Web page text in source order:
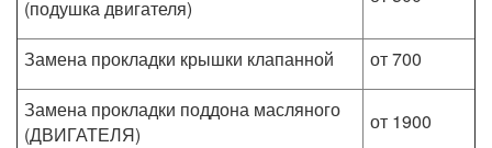
(подушка двигателя)
Замена прокладки крышки клапанной
от 700
Замена прокладки поддона масляного
(ДВИГАТЕЛЯ)
от 1900